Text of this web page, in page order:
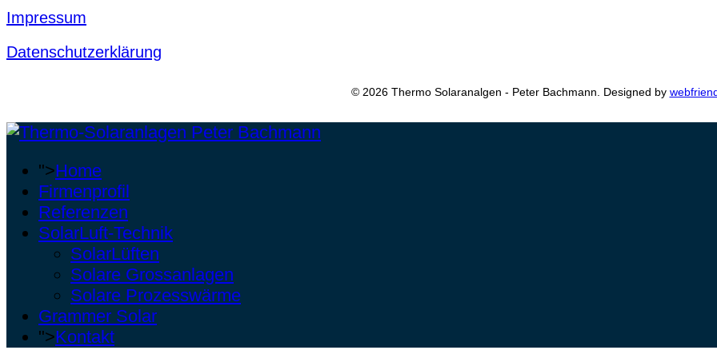
Impressum
Datenschutzerklärung
© 2026 Thermo Solaranalgen - Peter Bachmann. Designed by
">Home
Firmenprofil
Referenzen
SolarLuft-Technik
SolarLüften
Solare Grossanlagen
Solare Prozesswärme
Grammer Solar
">Kontakt